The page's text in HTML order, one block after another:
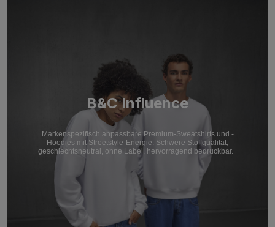
B&C Influence
Markenspezifisch anpassbare Premium-Sweatshirts und -
Hoodies mit Streetstyle-Energie. Schwere Stoffqualität,
geschlechtsneutral, ohne Label, hervorragend bedruckbar.